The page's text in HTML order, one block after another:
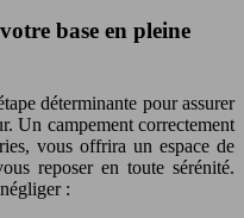
base en pleine
déterminante pour assurer
Un campement correctement
vous offrira un espace de
reposer en toute sérénité.
: